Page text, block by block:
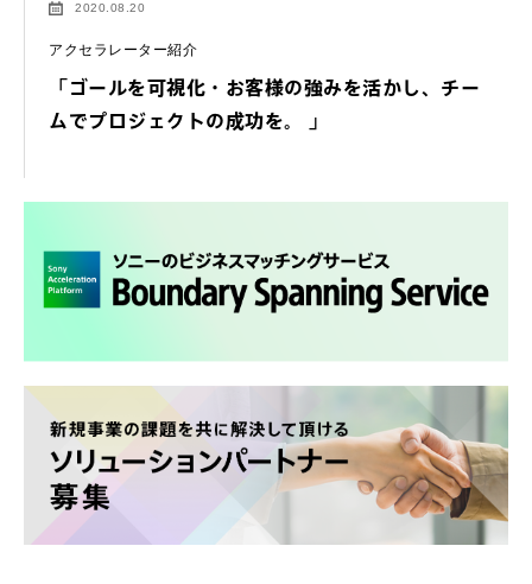
2020.08.20
アクセラレーター紹介
「ゴールを可視化・お客様の強みを活かし、チー
ムでプロジェクトの成功を。 」